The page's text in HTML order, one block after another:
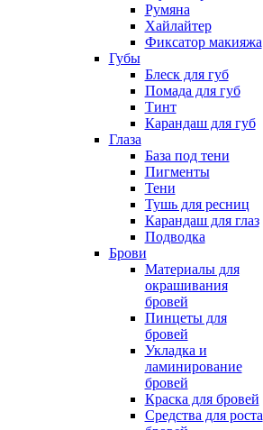
Румяна
Хайлайтер
Фиксатор макияжа
Губы
Блеск для губ
Помада для губ
Тинт
Карандаш для губ
Глаза
База под тени
Пигменты
Тени
Тушь для ресниц
Карандаш для глаз
Подводка
Брови
Материалы для
окрашивания
бровей
Пинцеты для
бровей
Укладка и
ламинирование
бровей
Краска для бровей
Средства для роста